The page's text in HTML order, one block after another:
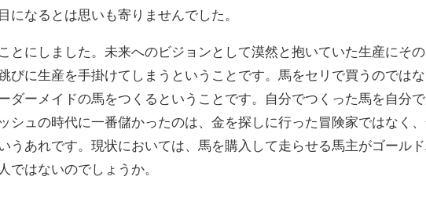
になるとは思いも寄りませんでした。
とにしました。未来へのビジョンとして漠然と抱いていた生産にそ
びに生産を手掛けてしまうということです。馬をセリで買うのでは
ダーメイドの馬をつくるということです。自分でつくった馬を自分
シュの時代に一番儲かったのは、金を探しに行った冒険家ではなく
うあれです。現状においては、馬を購入して走らせる馬主がゴール
ではないのでしょうか。